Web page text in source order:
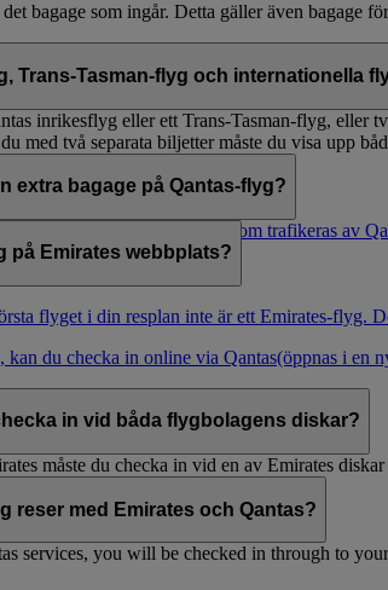
bagage som ingår. Detta gäller även bagage
Trans-Tasman-flyg och internationella
inrikesflyg eller ett Trans-Tasman-flyg, eller
med två separata biljetter måste du visa upp
extra bagage på Qantas-flyg?
respekteras på flyg som trafikeras av
på Emirates webbplats?
flyget i din resplan inte är ett Emirates-flyg.
kan du checka in online via Qantas(öppnas i en
in vid båda flygbolagens diskar?
måste du checka in vid en av Emirates
reser med Emirates och Qantas?
services, you will be checked in through to